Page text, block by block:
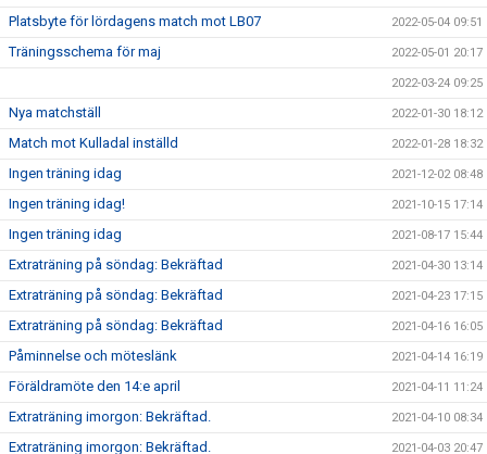
Platsbyte för lördagens match mot LB07 2022-05-04 09:51
Träningsschema för maj 2022-05-01 20:17
2022-03-24 09:25
Nya matchställ 2022-01-30 18:12
Match mot Kulladal inställd 2022-01-28 18:32
Ingen träning idag 2021-12-02 08:48
Ingen träning idag! 2021-10-15 17:14
Ingen träning idag 2021-08-17 15:44
Extraträning på söndag: Bekräftad 2021-04-30 13:14
Extraträning på söndag: Bekräftad 2021-04-23 17:15
Extraträning på söndag: Bekräftad 2021-04-16 16:05
Påminnelse och möteslänk 2021-04-14 16:19
Föräldramöte den 14:e april 2021-04-11 11:24
Extraträning imorgon: Bekräftad. 2021-04-10 08:34
Extraträning imorgon: Bekräftad. 2021-04-03 20:47